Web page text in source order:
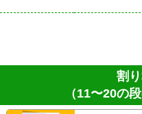
割
（11〜20の